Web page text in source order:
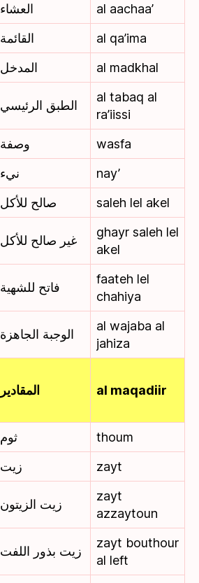
العشاء
al aachaa’
القائمة
al qa’ima
المدخل
al madkhal
الطبق الرئيسي
al tabaq al
ra’iissi
وصفة
wasfa
نيء
nay’
صالح للأكل
saleh lel akel
غير صالح للأكل
ghayr saleh lel
akel
فاتح للشهية
faateh lel
chahiya
الوجبة الجاهزة
al wajaba al
jahiza
المقادير al maqadiir
ثوم
thoum
زيت
zayt
زيت الزيتون
zayt
azzaytoun
زيت بذور اللفت
zayt bouthour
al left